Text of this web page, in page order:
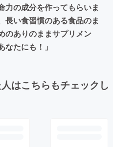
力の成分を作ってもらいま
長い食習慣のある食品のま
のありのままサプリメン
なたにも！」
はこちらもチェックし